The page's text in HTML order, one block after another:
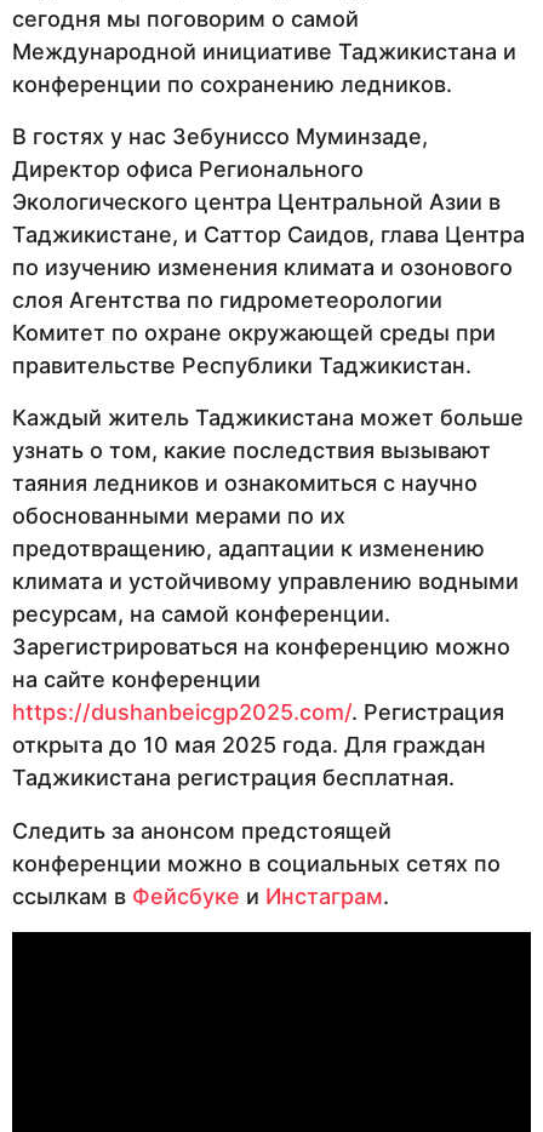
сегодня мы поговорим о самой
Международной инициативе Таджикистана и
конференции по сохранению ледников.
В гостях у нас Зебуниссо Муминзаде,
Директор офиса Регионального
Экологического центра Центральной Азии в
Таджикистане, и Саттор Саидов, глава Центра
по изучению изменения климата и озонового
слоя Агентства по гидрометеорологии
Комитет по охране окружающей среды при
правительстве Республики Таджикистан.
Каждый житель Таджикистана может больше
узнать о том, какие последствия вызывают
таяния ледников и ознакомиться с научно
обоснованными мерами по их
предотвращению, адаптации к изменению
климата и устойчивому управлению водными
ресурсам, на самой конференции.
Зарегистрироваться на конференцию можно
на сайте конференции
https://dushanbeicgp2025.com/. Регистрация
открыта до 10 мая 2025 года. Для граждан
Таджикистана регистрация бесплатная.
Следить за анонсом предстоящей
конференции можно в социальных сетях по
ссылкам в Фейсбуке и Инстаграм.